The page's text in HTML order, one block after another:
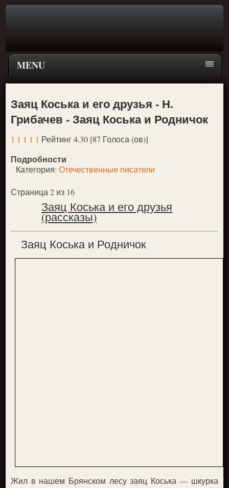
MENU
Главная страница
Поиск
ПЕРЕЙТИ К ГЛАВНОМУ МЕНЮ СКАЗОК
Новое
Популярное
Заяц Коська и его друзья - Н.
Грибачев - Заяц Коська и Родничок
1 1 1 1 1 Рейтинг 4.30 [87 Голоса (ов)]
Подробности
Категория:Отечественные писатели
Страница 2 из 16
Заяц Коська и его друзья
(рассказы)
Заяц Коська и Родничок
Жил в нашем Брянском лесу заяц Коська — шкурка